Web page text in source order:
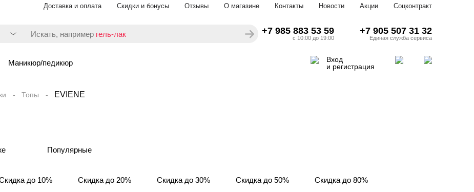
Доставка и оплата Скидки и бонусы Отзывы О магазине Контакты Новости Акции Соцконтракт
Искать, например гель-лак +7 985 883 53 59
с 10:00 до 19:00
+7 905 507 31 32
Единая служба сервиса
Маникюр/педикюр
Вход
и регистрация
Топы EVIENE
Популярные
до 10% Скидка до 20% Скидка до 30% Скидка до 50% Скидка до 80%